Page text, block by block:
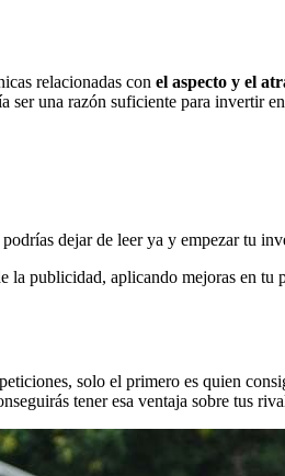
relacionadas con el aspecto y el
ser una razón suficiente para invertir
dejar de leer ya y empezar tu
la publicidad, aplicando mejoras en
solo el primero es quien
tener esa ventaja sobre tus